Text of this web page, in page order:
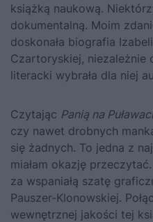
książką naukową.
dokumentalną. Moim
doskonała biografia
Czartoryskiej, niezależnie
literacki wybrała dla niej
Czytając Panią na
czy nawet drobnych
się żadnych. To jedna z
miałam okazję
za wspaniałą szatę
Pauszer-Klonowskiej.
wewnętrznej jakości tej